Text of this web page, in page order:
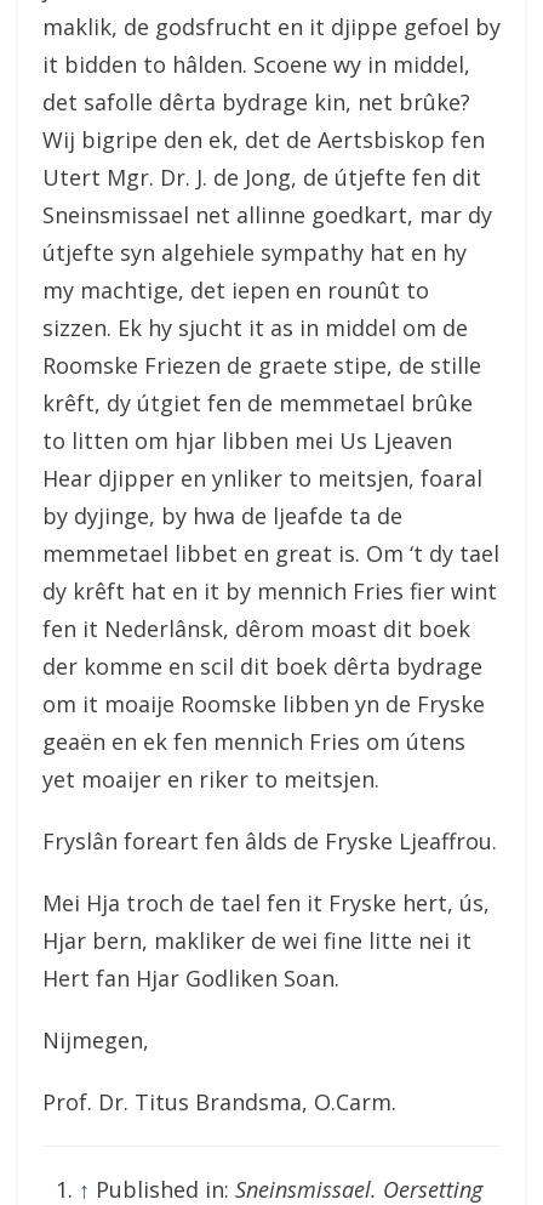
maklik, de godsfrucht en it djippe gefoel by
it bidden to hâlden. Scoene wy in middel,
det safolle dêrta bydrage kin, net brûke?
Wij bigripe den ek, det de Aertsbiskop fen
Utert Mgr. Dr. J. de Jong, de útjefte fen dit
Sneinsmissael net allinne goedkart, mar dy
útjefte syn algehiele sympathy hat en hy
my machtige, det iepen en rounût to
sizzen. Ek hy sjucht it as in middel om de
Roomske Friezen de graete stipe, de stille
krêft, dy útgiet fen de memmetael brûke
to litten om hjar libben mei Us Ljeaven
Hear djipper en ynliker to meitsjen, foaral
by dyjinge, by hwa de ljeafde ta de
memmetael libbet en great is. Om ‘t dy tael
dy krêft hat en it by mennich Fries fier wint
fen it Nederlânsk, dêrom moast dit boek
der komme en scil dit boek dêrta bydrage
om it moaije Roomske libben yn de Fryske
geaën en ek fen mennich Fries om útens
yet moaijer en riker to meitsjen.
Fryslân foreart fen âlds de Fryske Ljeaffrou.
Mei Hja troch de tael fen it Fryske hert, ús,
Hjar bern, makliker de wei fine litte nei it
Hert fan Hjar Godliken Soan.
Nijmegen,
Prof. Dr. Titus Brandsma, O.Carm.
↑ Published in: Sneinsmissael. Oersetting